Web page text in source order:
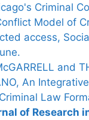
Criminal
Model of
access,
and
An
Law
of Research